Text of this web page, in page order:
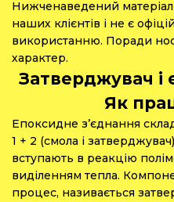
Нижченаведений матеріал
наших клієнтів і не є
використанню. Поради
характер.
Затверджувач і
Як
Епоксидне з’єднання
1 + 2 (смола і
вступають в реакцію
виділенням тепла.
процес, називається